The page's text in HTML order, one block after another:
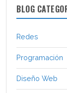
BLOG
Redes
Programación
Diseño Web